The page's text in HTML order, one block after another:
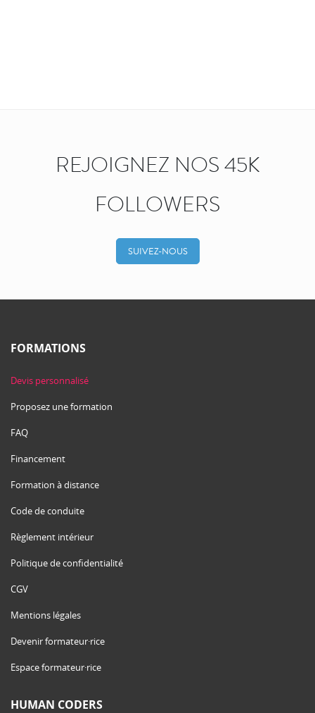
REJOIGNEZ NOS 45K
FOLLOWERS
SUIVEZ-NOUS
FORMATIONS
Devis personnalisé
Proposez une formation
FAQ
Financement
Formation à distance
Code de conduite
Règlement intérieur
Politique de confidentialité
CGV
Mentions légales
Devenir formateur·rice
Espace formateur·rice
HUMAN CODERS